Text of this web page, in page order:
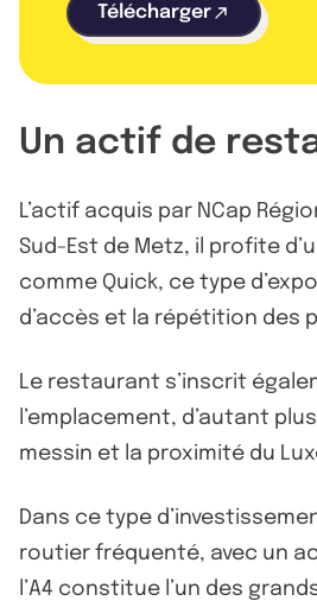
Télécharger
Un actif de
L’actif acquis par NCap
Sud-Est de Metz, il profite
comme Quick, ce type
d’accès et la répétition des
Le restaurant s’inscrit
l’emplacement, d’autant
messin et la proximité du
Dans ce type
routier fréquenté, avec un
l’A4 constitue l’un des